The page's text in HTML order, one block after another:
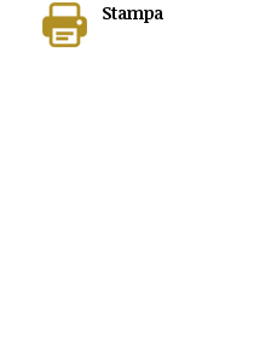
Stampa